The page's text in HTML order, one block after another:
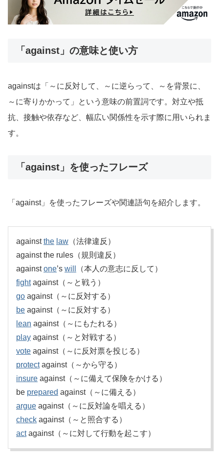
「against」の意味と使い方
againstは「～に反対して、～に逆らって、～を背景に、
～に寄りかかって」という意味の前置詞です。対立や抵
抗、接触や依存など、幅広い関係性を示す際に用いられま
す。
「against」を使ったフレーズ
「against」を使ったフレーズや関連語句を紹介します。
againstthe law （法律違反）
against the rules（規則違反）
againstone’s will
（本人の意志に反して）
fightagainst（～と戦う）
go against（～に反対する）
be against（～に反対する）
lean against（～にもたれる）
play against（～と対戦する）
vote against（～に反対票を投じる）
protectagainst（～から守る）
insure against（～に備えて保険をかける）
be prepared against（～に備える）
argue against（～に反対論を唱える）
check against（～と照合する）
actagainst（～に対して行動を起こす）